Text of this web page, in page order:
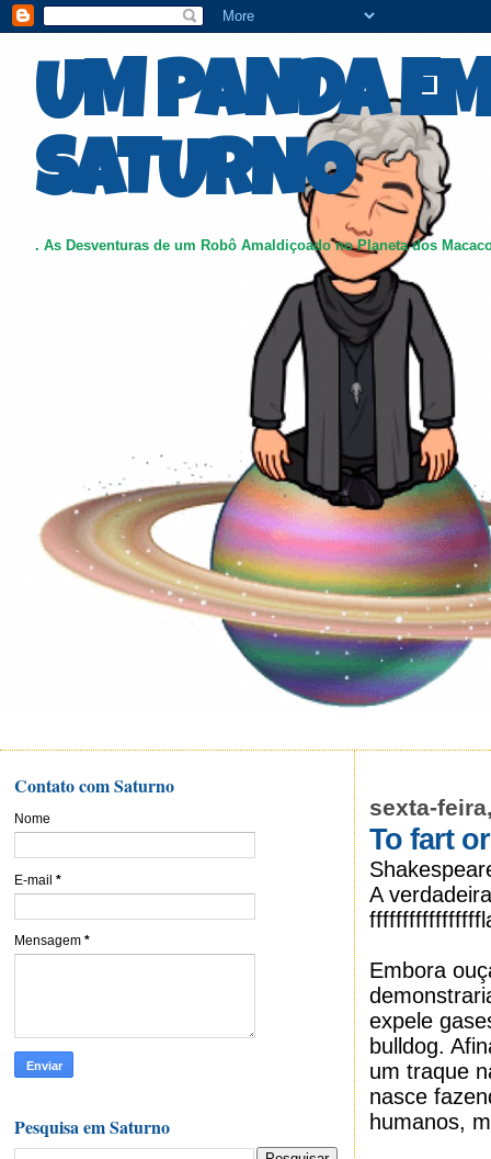
UM PANDA
SATURNO
. As Desventuras de um Robô Amaldiçoado no Planeta dos
sexta-
To fart
A
Embora
expele
bulldog.
um traque
nasce
humanos,
Contato com Saturno
Nome
E-mail *
Mensagem *
Pesquisa em Saturno